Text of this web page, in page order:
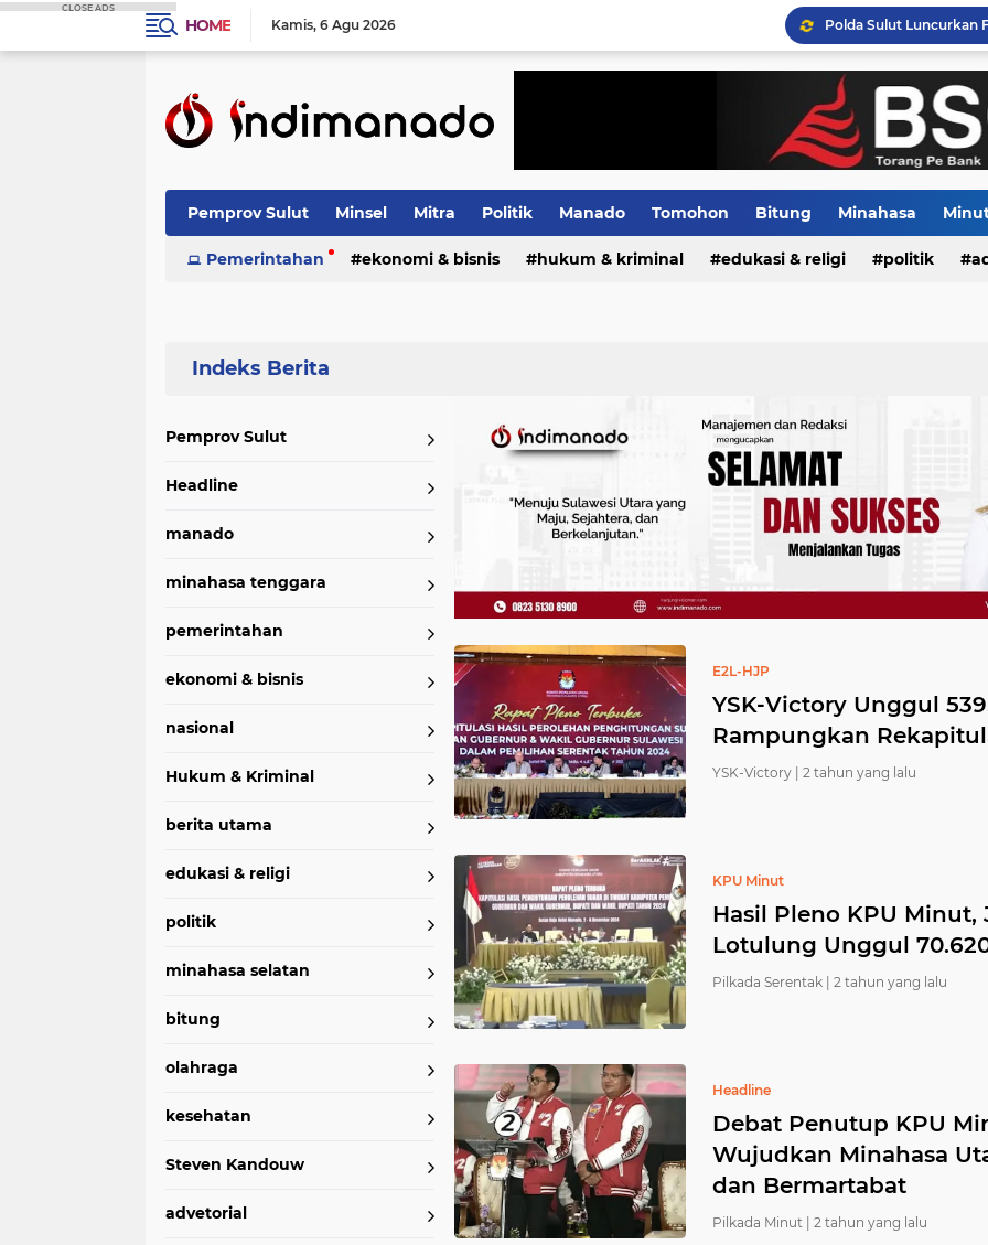
HOME Kamis 6 Agu 2026
Tiga Pejabat Utama
Distribusi BBM Subsidi
Pemprov Sulut Minsel Mitra Politik Manado Tomohon Bitung Minahasa
Nasional Advetorial Terpopuler Indeks
Pemerintahan ekonomi & bisnis hukum & kriminal edukasi & religi politik
Pemprov Sulut
Headline
manado
minahasa tenggara
pemerintahan
ekonomi & bisnis
nasional
Hukum & Kriminal
berita utama
edukasi & religi
politik
minahasa selatan
bitung
olahraga
kesehatan
Steven Kandouw
advetorial
E2L-HJP
YSK-Victory Unggul
Rampungkan
YSK-Victory | 2 tahun yang lalu
KPU Minut
Hasil Pleno KPU Minut,
Lotulung Unggul
Pilkada Serentak | 2 tahun yang lalu
Headline
Debat Penutup KPU
Wujudkan Minahasa
dan Bermartabat
Pilkada Minut | 2 tahun yang lalu
CLOSE ADS